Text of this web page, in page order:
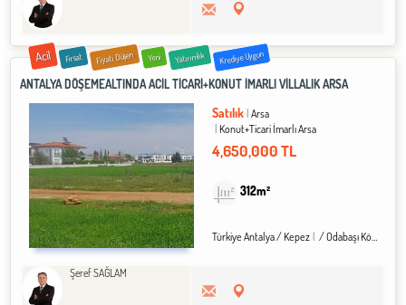
Acil Fırsat Fiyatı Düşen Yeni Yatırımlık Krediye Uygun
ANTALYA DÖŞEMEALTINDA ACİL TİCARİ+KONUT İMARLI VİLLALIK ARSA
Satılık Arsa
Konut+Ticari İmarlı Arsa
4,650,000 TL
312m²
Türkiye Antalya / Kepez / Odabaşı Köyü
Şeref SAĞLAM